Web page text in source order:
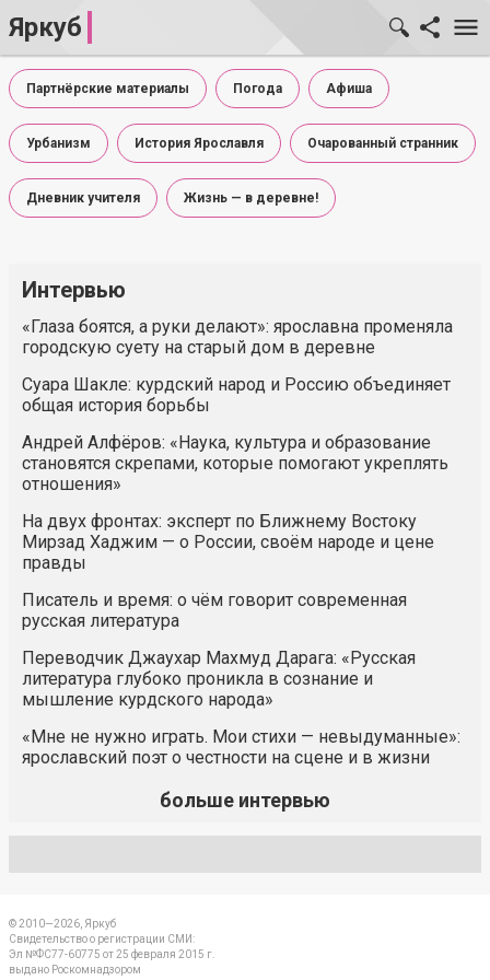
Яркуб
Партнёрские материалы Погода Афиша
Урбанизм История Ярославля Очарованный странник
Дневник учителя Жизнь — в деревне!
Интервью
«Глаза боятся, а руки делают»: ярославна променяла
городскую суету на старый дом в деревне
Суара Шакле: курдский народ и Россию объединяет
общая история борьбы
Андрей Алфёров: «Наука, культура и образование
становятся скрепами, которые помогают укреплять
отношения»
На двух фронтах: эксперт по Ближнему Востоку
Мирзад Хаджим — о России, своём народе и цене
правды
Писатель и время: о чём говорит современная
русская литература
Переводчик Джаухар Махмуд Дарага: «Русская
литература глубоко проникла в сознание и
мышление курдского народа»
«Мне не нужно играть. Мои стихи — невыдуманные»:
ярославский поэт о честности на сцене и в жизни
больше интервью
© 2010—2026, Яркуб
Свидетельство о регистрации СМИ:
Эл №ФС77-60775 от 25 февраля 2015 г.
выдано Роскомнадзором